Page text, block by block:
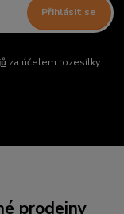
Přihlásit se
za účelem rozesílky
prodejny